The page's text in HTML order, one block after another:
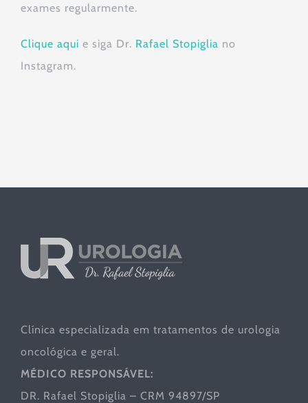
exames regularmente.
Clique aqui e siga Dr. Rafael Stopiglia no
Instagram.
Clínica especializada em tratamentos de urologia
oncológica e geral.
MÉDICO RESPONSÁVEL:
DR. Rafael Stopiglia – CRM 94897/SP